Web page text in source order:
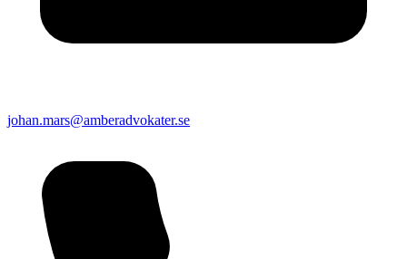
johan.mars@amberadvokater.se